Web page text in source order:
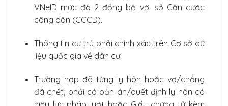
VNeID mức độ 2 đồng bộ với số Căn cước
công dân (CCCD).
Thông tin cư trú phải chính xác trên Cơ sở dữ
liệu quốc gia về dân cư.
Trường hợp đã từng ly hôn hoặc vợ/chồng
đã chết, phải có bản án/quết định ly hôn có